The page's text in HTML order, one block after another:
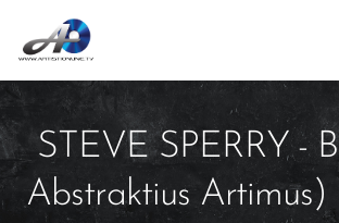
STEVE SPERRY -
Abstraktius